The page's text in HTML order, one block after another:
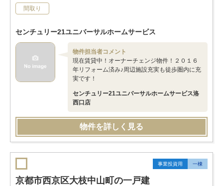
間取り
センチュリー21ユニバーサルホームサービス
物件担当者コメント
現在賃貸中！オーナーチェンジ物件！２０１６
年リフォーム済み♪周辺施設充実も徒歩圏内に充
実です！
センチュリー21ユニバーサルホームサービス洛
西口店
物件を詳しく見る
事業投資用 一棟
京都市西京区大枝中山町の一戸建